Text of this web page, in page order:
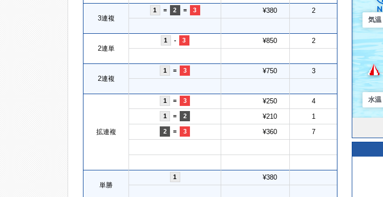
3連複
1 = 2 = 3 ¥380 2
2連単
1 - 3 ¥850 2
2連複
1 = 3 ¥750 3
拡連複
1 = 3 ¥250 4
1 = 2 ¥210 1
2 = 3 ¥360 7
単勝
1 ¥380
気温
水温